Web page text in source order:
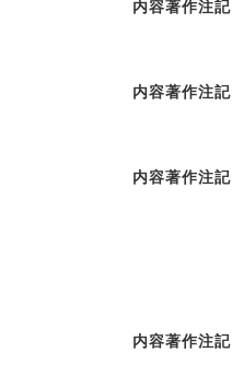
内容著作注記
内容著作注記
内容著作注記
内容著作注記